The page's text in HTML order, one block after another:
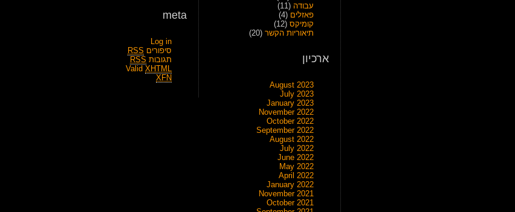
עבודה (11)
פאזלים (4)
קומיקס(12)
תיאוריות הקשר(20)
ארכיון
August 2023
July 2023
January 2023
November 2022
October 2022
September 2022
August 2022
July 2022
June 2022
May 2022
April 2022
January 2022
November 2021
October 2021
meta
Log in
סיפורים RSS
תגובות RSS
ValidXHTML
XFN